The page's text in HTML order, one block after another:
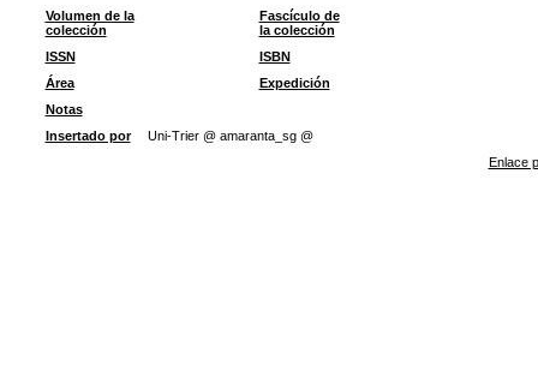
Volumen de la
colección
Fascículo de
la colección
ISSN
ISBN
Área
Expedición
Notas
Insertado por
Uni-Trier @ amaranta_sg @
Enlace